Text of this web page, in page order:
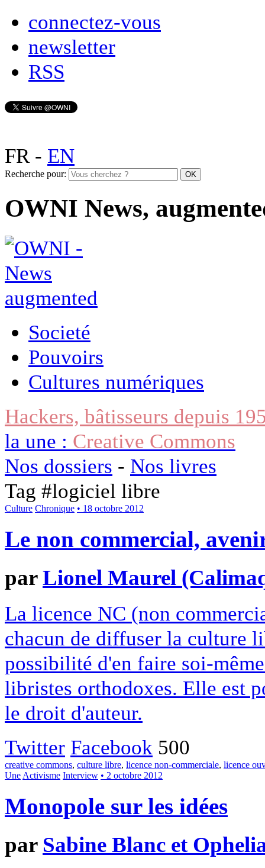
connectez-vous
newsletter
RSS
FR- EN
Recherche pour:
OWNI News,
Societé
Pouvoirs
Cultures numériques
Hackers, bâtisseurs depuis
la une : Creative Commons
Nos dossiers - Nos livres
Tag #logiciel libre
Culture Chronique • 18 octobre 2012
Le non commercial,
parLionel Maurel
La licence NC (non
chacun de diffuser la culture
possibilité d'en faire soi-
libristes orthodoxes. Elle est
le droit d'auteur.
Twitter Facebook 500
creative commons, culture libre, licence non-commerciale, licence
UneActivisme Interview • 2 octobre 2012
Monopole sur les idées
par Sabine Blanc et